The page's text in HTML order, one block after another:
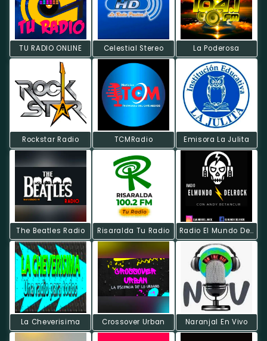
TU RADIO ONLINE Celestial Stereo La Poderosa
Rockstar Radio TCMRadio Emisora La Julita
The Beatles Radio Risaralda Tu Radio Radio El Mundo Del Rock
La Cheverisima Crossover Urban Naranjal En Vivo